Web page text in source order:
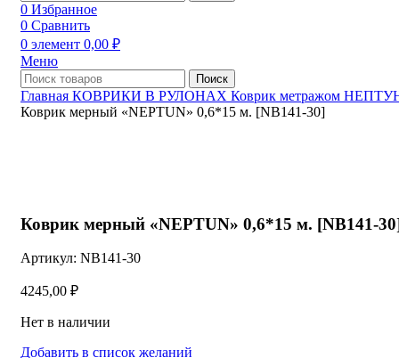
0 Избранное
0 Сравнить
0 элемент 0,00 ₽
Меню
Поиск
Главная КОВРИКИ В РУЛОНАХ Коврик метражом
Коврик мерный «NEPTUN» 0,6*15 м. [NB141-30]
Коврик мерный «NEPTUN» 0,6*15 м. [NB141-
Артикул: NB141-30
4245,00 ₽
Нет в наличии
Добавить в список желаний